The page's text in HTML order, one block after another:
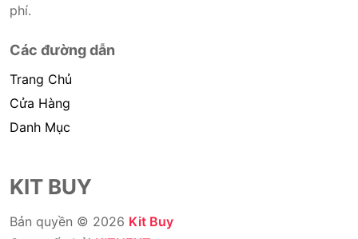
phí.
Các đường dẫn
Trang Chủ
Cửa Hàng
Danh Mục
KIT BUY
Bản quyền © 2026 Kit Buy